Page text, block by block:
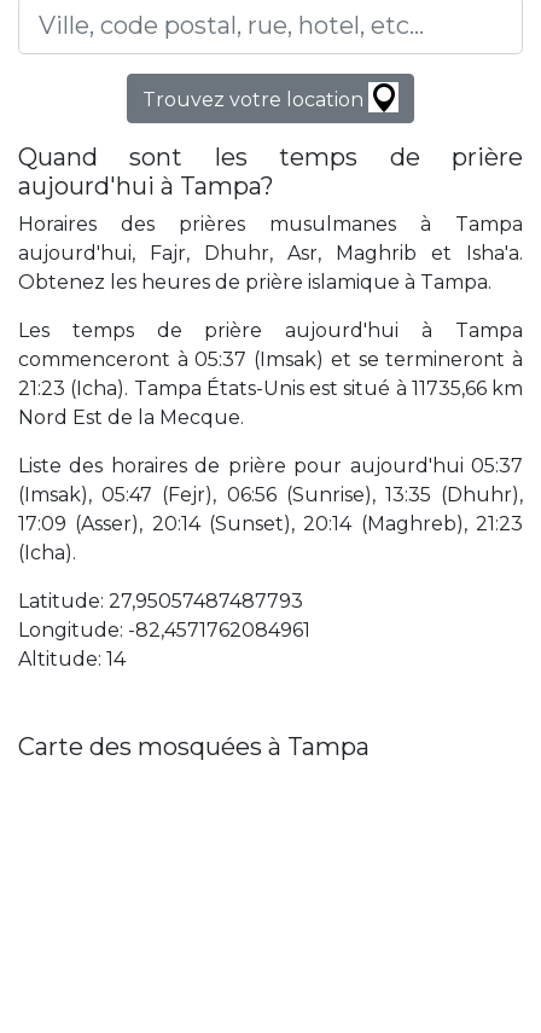
Trouvez votre location
Quand sont les temps de prière
aujourd'hui à Tampa?
Horaires des prières musulmanes à Tampa
aujourd'hui, Fajr, Dhuhr, Asr, Maghrib et Isha'a.
Obtenez les heures de prière islamique à Tampa.
Les temps de prière aujourd'hui à Tampa
commenceront à 05:37 (Imsak) et se termineront à
21:23 (Icha). Tampa États-Unis est situé à 11735,66 km
Nord Est de la Mecque.
Liste des horaires de prière pour aujourd'hui 05:37
(Imsak), 05:47 (Fejr), 06:56 (Sunrise), 13:35 (Dhuhr),
17:09 (Asser), 20:14 (Sunset), 20:14 (Maghreb), 21:23
(Icha).
Latitude: 27,95057487487793
Longitude: -82,4571762084961
Altitude: 14
Carte des mosquées à Tampa